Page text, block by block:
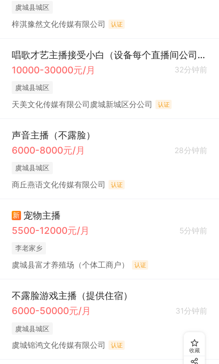
虞城县城区
梓淇豫然文化传媒有限公司 认证
唱歌才艺主播接受小白（设备每个直播间公司提供+从零孵化）
10000-30000元/月
32分钟前
虞城县城区
天美文化传媒有限公司虞城新城区分公司 认证
声音主播（不露脸）
6000-8000元/月
28分钟前
虞城县城区
商丘燕语文化传媒有限公司 认证
新 宠物主播
5500-12000元/月
5分钟前
李老家乡
虞城县富才养殖场（个体工商户） 认证
不露脸游戏主播（提供住宿）
6000-50000元/月
31分钟前
虞城县城区
虞城锦鸿文化传媒有限公司 认证
收藏